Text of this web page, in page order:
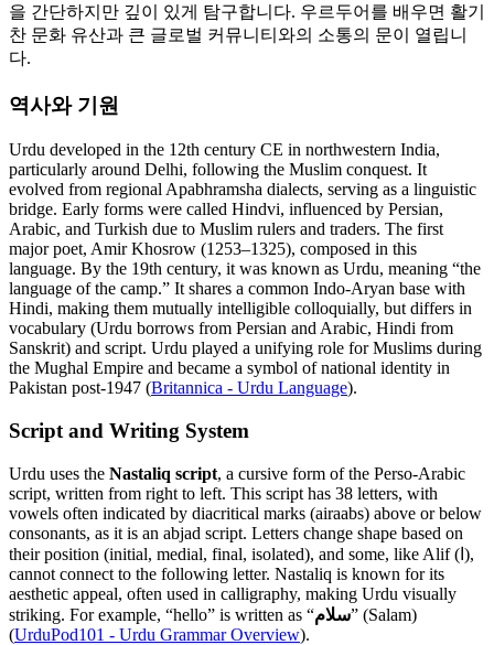
을 간단하지만 깊이 있게 탐구합니다. 우르두어를 배우면 활기
찬 문화 유산과 큰 글로벌 커뮤니티와의 소통의 문이 열립니
다.
역사와 기원
Urdu developed in the 12th century CE in northwestern India,
particularly around Delhi, following the Muslim conquest. It
evolved from regional Apabhramsha dialects, serving as a linguistic
bridge. Early forms were called Hindvi, influenced by Persian,
Arabic, and Turkish due to Muslim rulers and traders. The first
major poet, Amir Khosrow (1253–1325), composed in this
language. By the 19th century, it was known as Urdu, meaning “the
language of the camp.” It shares a common Indo-Aryan base with
Hindi, making them mutually intelligible colloquially, but differs in
vocabulary (Urdu borrows from Persian and Arabic, Hindi from
Sanskrit) and script. Urdu played a unifying role for Muslims during
the Mughal Empire and became a symbol of national identity in
Pakistan post-1947 (Britannica - Urdu Language).
Script and Writing System
Urdu uses the Nastaliq script, a cursive form of the Perso-Arabic
script, written from right to left. This script has 38 letters, with
vowels often indicated by diacritical marks (airaabs) above or below
consonants, as it is an abjad script. Letters change shape based on
their position (initial, medial, final, isolated), and some, like Alif (ا),
cannot connect to the following letter. Nastaliq is known for its
aesthetic appeal, often used in calligraphy, making Urdu visually
striking. For example, “hello” is written as “سلام” (Salam)
(UrduPod101 - Urdu Grammar Overview).